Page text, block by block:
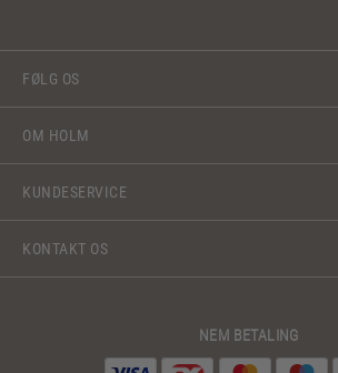
FØLG OS
OM HOLM
KUNDESERVICE
KONTAKT OS
NEM BETALING